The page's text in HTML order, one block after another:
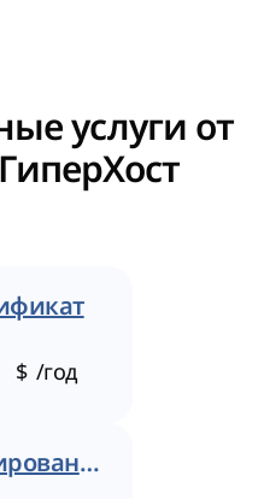
услуги от
$ /год
CDN Кэширование